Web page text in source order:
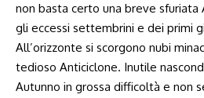
non basta certo una breve sfuriata
gli eccessi settembrini e dei primi
All’orizzonte si scorgono nubi
tedioso Anticiclone. Inutile
Autunno in grossa difficoltà e non